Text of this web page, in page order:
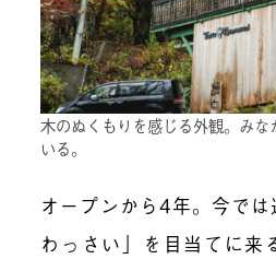
木のぬくもりを感じる外観。み
いる。
オープンから4年。今では
わっさい」を目当てに来